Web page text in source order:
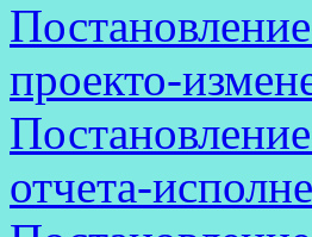
проекто-
отчета-